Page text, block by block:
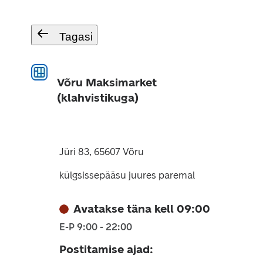
Tagasi
Võru Maksimarket
(klahvistikuga)
Jüri 83, 65607 Võru
külgsissepääsu juures paremal
Avatakse täna kell 09:00
E-P 9:00 - 22:00
Postitamise ajad: